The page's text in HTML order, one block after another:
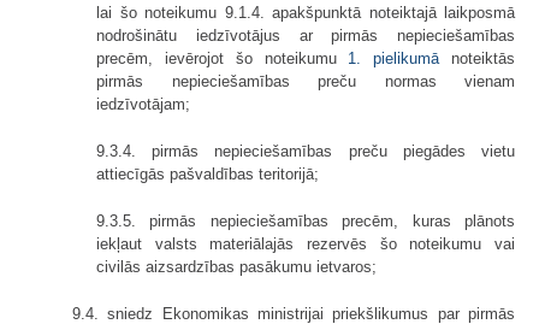
lai šo noteikumu 9.1.4. apakšpunktā noteiktajā laikposmā
nodrošinātu iedzīvotājus ar pirmās nepieciešamības
precēm, ievērojot šo noteikumu 1. pielikumā noteiktās
pirmās nepieciešamības preču normas vienam
iedzīvotājam;
9.3.4. pirmās nepieciešamības preču piegādes vietu
attiecīgās pašvaldības teritorijā;
9.3.5. pirmās nepieciešamības precēm, kuras plānots
iekļaut valsts materiālajās rezervēs šo noteikumu vai
civilās aizsardzības pasākumu ietvaros;
9.4. sniedz Ekonomikas ministrijai priekšlikumus par pirmās